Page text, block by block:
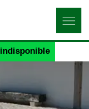
indisponible